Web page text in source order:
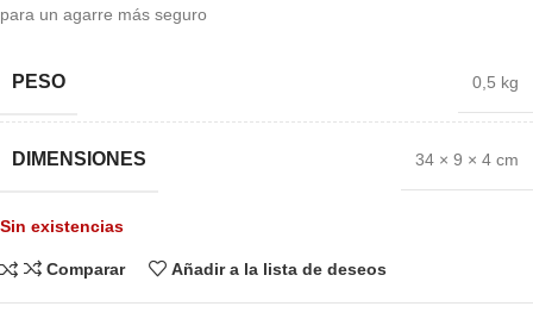
para un agarre más seguro
PESO 0,5 kg
DIMENSIONES 34 × 9 × 4 cm
Sin existencias
Comparar Añadir a la lista de deseos